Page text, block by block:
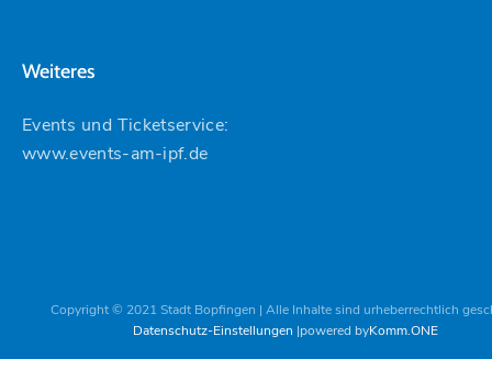
Weiteres
Events und Ticketservice:
www.events-am-ipf.de
Copyright © 2021 Stadt Bopfingen | Alle Inhalte sind urheberrechtlich
Datenschutz-Einstellungen powered byKomm.ONE